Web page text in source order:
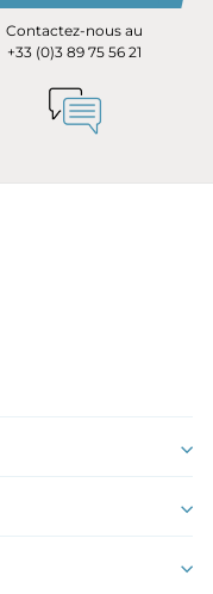
Contactez-nous au
+33 (0)3 89 75 56 21